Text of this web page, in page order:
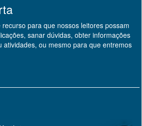
para que nossos leitores possam
sanar dúvidas, obter informações
atividades, ou mesmo para que entremos